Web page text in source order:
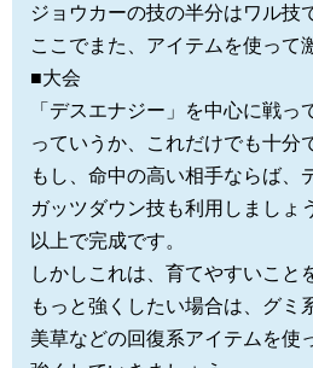
ジョウカーの技の半分はワル技
ここでまた、アイテムを使って
■大会
「デスエナジー」を中心に戦っ
っていうか、これだけでも十分
もし、命中の高い相手ならば、
ガッツダウン技も利用しましょ
以上で完成です。
しかしこれは、育てやすいこと
もっと強くしたい場合は、グミ
美草などの回復系アイテムを使